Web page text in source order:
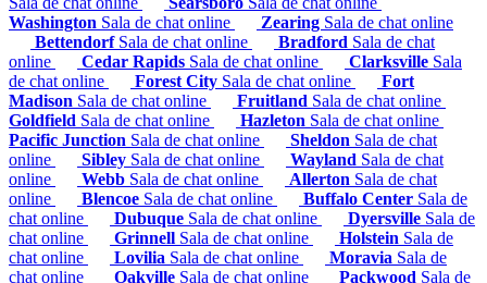
Washington Sala de chat online Zearing Sala de chat online
Bettendorf Sala de chat online Bradford Sala de chat
online
Cedar Rapids Sala de chat online Clarksville Sala
de chat online
Forest City Sala de chat online
Fort
Madison Sala de chat online Fruitland Sala de chat online
Goldfield Sala de chat online Hazleton Sala de chat online
Pacific Junction Sala de chat online Sheldon Sala de chat
online
Sibley Sala de chat online Wayland Sala de chat
online
Webb Sala de chat online Allerton Sala de chat
online
Blencoe Sala de chat online Buffalo Center Sala de
chat online
Dubuque Sala de chat online Dyersville Sala de
chat online
Grinnell Sala de chat online Holstein Sala de
chat online
Lovilia Sala de chat online Moravia Sala de
chat online
Oakville Sala de chat online Packwood Sala de